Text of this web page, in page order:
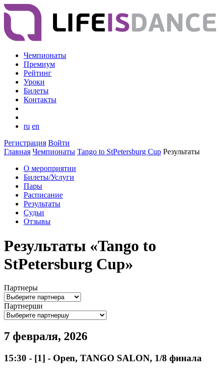
Чемпионаты
Премиум
Рейтинг
Уроки
Билеты
Контакты
ru en
Регистрация Войти
Главная Чемпионаты Tango to StPetersburg Cup Результаты
О мероприятии
Билеты/Услуги
Пары
Расписание
Результаты
Судьи
Отзывы
Результаты «Tango to
StPetersburg Cup»
Партнеры
Партнерши
7 февраля, 2026
15:30 - [1] - Open, TANGO SALON, 1/8 финала